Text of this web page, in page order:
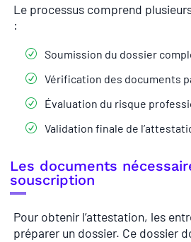
Le processus comprend
:
Soumission du dossier
Vérification des documents
Évaluation du risque
Validation finale de
Les documents
souscription
Pour obtenir l’attestation, les
préparer un dossier. Ce dossier